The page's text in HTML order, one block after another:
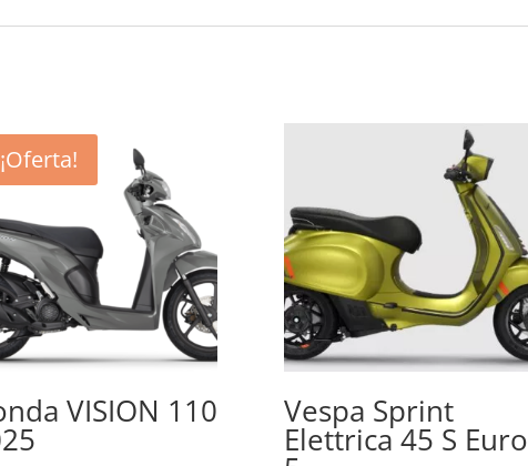
¡Oferta!
VISION 110 Vespa Sprint
Elettrica 45 S Euro